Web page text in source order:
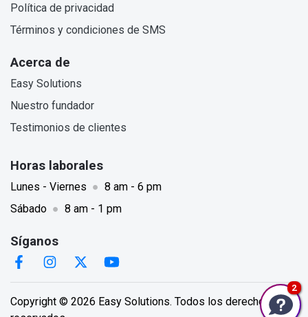
Política de privacidad
Términos y condiciones de SMS
Acerca de
Easy Solutions
Nuestro fundador
Testimonios de clientes
Horas laborales
Lunes - Viernes ● 8 am - 6 pm
Sábado ● 8 am - 1 pm
Síganos
Copyright © 2026 Easy Solutions. Todos los derechos
2